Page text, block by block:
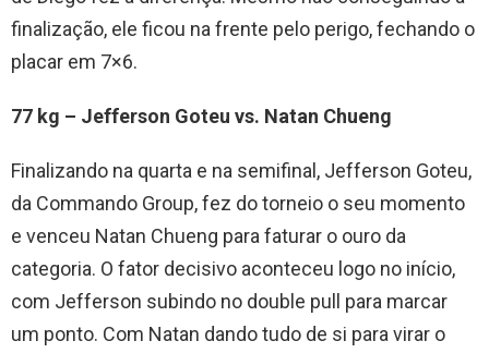
finalização, ele ficou na frente pelo perigo, fechando o
placar em 7×6.
77 kg – Jefferson Goteu vs. Natan Chueng
Finalizando na quarta e na semifinal, Jefferson Goteu,
da Commando Group, fez do torneio o seu momento
e venceu Natan Chueng para faturar o ouro da
categoria. O fator decisivo aconteceu logo no início,
com Jefferson subindo no double pull para marcar
um ponto. Com Natan dando tudo de si para virar o